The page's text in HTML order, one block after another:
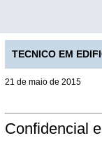
TECNICO EM
21 de maio de 2015
Confidencial